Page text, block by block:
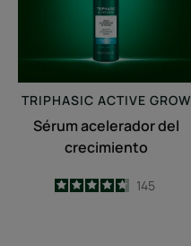
TRIPHASIC ACTIVE GROW
Sérum acelerador del
crecimiento
4.7
/5
145